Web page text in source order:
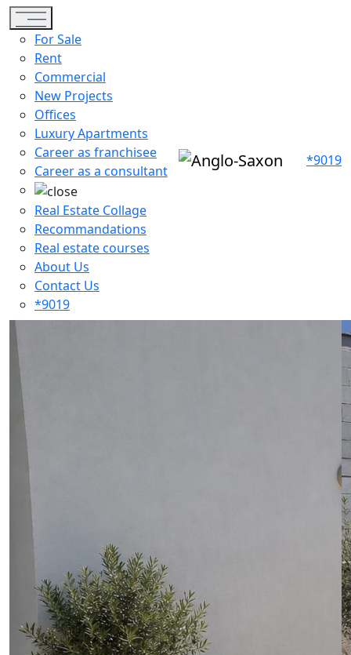
Toggle navigation
For Sale
Rent
Commercial
New Projects
Offices
Luxury Apartments
Career as franchisee
Career as a consultant
Real Estate Collage
Recommandations
Real estate courses
About Us
Contact Us
*9019
*9019